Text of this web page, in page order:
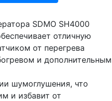
SDMO SH4000
отличную
от перегрева
и дополнительным
шумоглушения, что
и избавит от